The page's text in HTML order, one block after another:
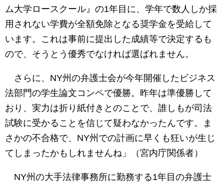
ム大学ロースクール』の1年目に、学年で数人しか採
用されない学費が全額免除となる奨学金を受給して
います。これは事前に提出した成績等で決定するも
ので、そうとう優秀でなければ選ばれません。
さらに、NY州の弁護士会が今年開催したビジネス
法部門の学生論文コンペで優勝。昨年は準優勝して
おり、実力は折り紙付きとのことで、誰しもが司法
試験に受かることを信じて疑わなかったんです。ま
さかの不合格で、NY州での計画に早くも狂いが生じ
てしまったかもしれませんね」（宮内庁関係者）
NY州の大手法律事務所に勤務する1年目の弁護士